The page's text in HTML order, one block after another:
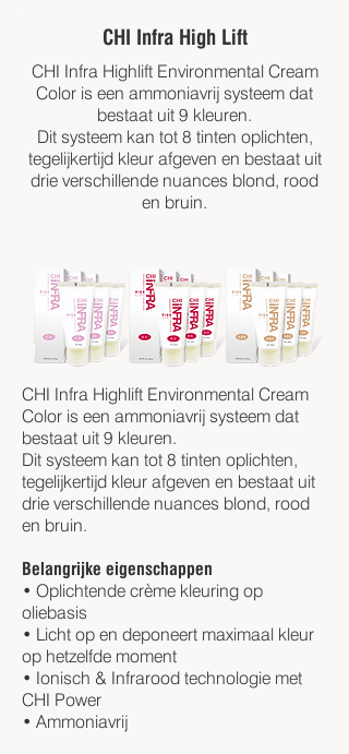
CHI Infra High Lift
CHI Infra Highlift Environmental Cream
Color is een ammoniavrij systeem dat
bestaat uit 9 kleuren.
Dit systeem kan tot 8 tinten oplichten,
tegelijkertijd kleur afgeven en bestaat uit
drie verschillende nuances blond, rood
en bruin.
CHI Infra Highlift Environmental Cream
Color is een ammoniavrij systeem dat
bestaat uit 9 kleuren.
Dit systeem kan tot 8 tinten oplichten,
tegelijkertijd kleur afgeven en bestaat uit
drie verschillende nuances blond, rood
en bruin.
Belangrijke eigenschappen
• Oplichtende crème kleuring op
oliebasis
• Licht op en deponeert maximaal kleur
op hetzelfde moment
• Ionisch & Infrarood technologie met
CHI Power
• Ammoniavrij